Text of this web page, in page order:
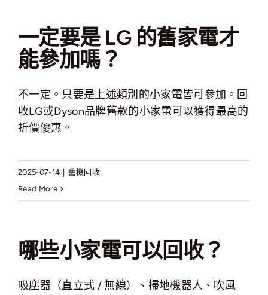
一定要是 LG 的舊家電才
能參加嗎？
不一定。只要是上述類別的小家電皆可參加。回
收LG或Dyson品牌舊款的小家電可以獲得最高的
折價優惠。
2025-07-14
舊機回收
Read More
哪些小家電可以回收？
吸塵器（直立式 / 無線）、掃地機器人、吹風